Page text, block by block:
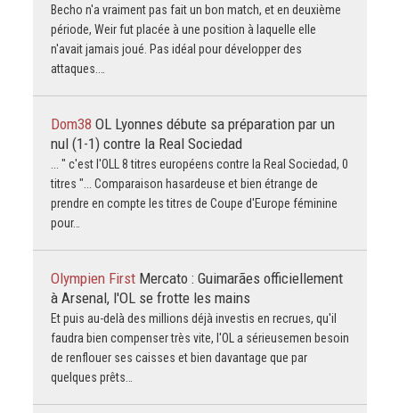
Becho n'a vraiment pas fait un bon match, et en deuxième
période, Weir fut placée à une position à laquelle elle
n'avait jamais joué. Pas idéal pour développer des
attaques.…
Dom38 OL Lyonnes débute sa préparation par un
nul (1-1) contre la Real Sociedad
... " c'est l'OLL 8 titres européens contre la Real Sociedad, 0
titres "... Comparaison hasardeuse et bien étrange de
prendre en compte les titres de Coupe d'Europe féminine
pour…
Olympien First Mercato : Guimarães officiellement
à Arsenal, l'OL se frotte les mains
Et puis au-delà des millions déjà investis en recrues, qu'il
faudra bien compenser très vite, l'OL a sérieusemen besoin
de renflouer ses caisses et bien davantage que par
quelques prêts…